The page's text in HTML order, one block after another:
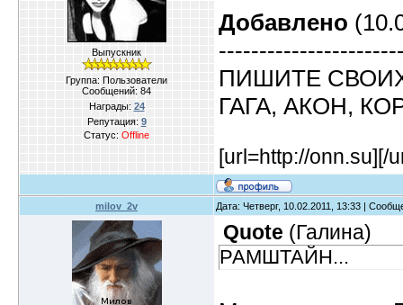
Выпускник
Группа: Пользователи
Сообщений: 84
Награды: 24
Репутация: 9
Статус: Offline
Добавлено
ПИШИТЕ
ГАГА, АКОН,
[url=http://onn.su] [/
milov_2v Дата: Четверг, 10.02.2011, 13:33 |
Quote (Галина)
РАМШТАЙН...